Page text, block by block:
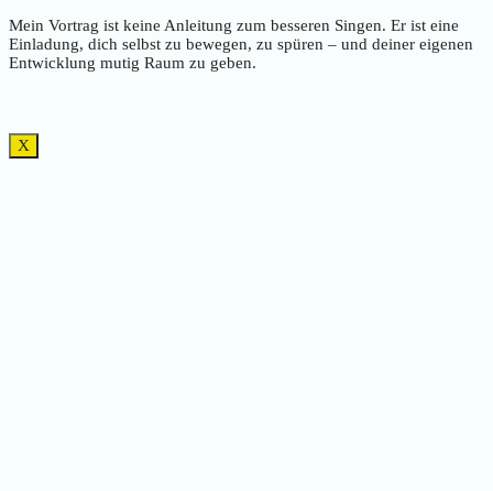
Mein Vortrag ist keine Anleitung zum besseren Singen. Er ist eine
Einladung, dich selbst zu bewegen, zu spüren – und deiner eigenen
Entwicklung mutig Raum zu geben.
X